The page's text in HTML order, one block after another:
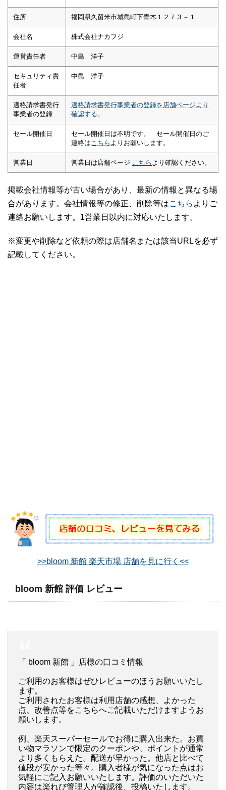
住所 福岡県久留米市城島町下青木１２７３－１
会社名 株式会社ナカフジ
運営責任者 中島 洋子
セキュリティ責
任者
中島 洋子
適格請求書発行
事業者の登録
適格請求書発行事業者の登録を店舗ページより
確認する。
セール開催日
セール開催日は不明です。 セール開催日のご
連絡は こちら よりお願いします。
営業日 営業日は店舗ページ こちら より確認ください。
掲載会社情報等が古い場合があり、最新の情報と異なる場
合があります。会社情報等の修正、削除等はこちら よりご
連絡お願いします。1営業日以内に対応いたします。
※変更や削除など依頼の際は店舗名または該当URLを必ず
記載してください。
>>bloom 新館 楽天市場 店舗を見に行く<<
bloom 新館 評価 レビュー
「 bloom 新館 」店様の口コミ情報
ご利用のお客様はぜひレビューのほうお願いいたし
ます。
ご利用されたお客様は利用店舗の感想、よかった
点、改善点等をこちらへご記載いただけますようお
願いします。
例、楽天スーパーセールでお得に購入出来た。お買
い物マラソンで限定のクーポンや、ポイントが通常
より多くもらえた。配送が早かった。他店と比べて
値段が安かった等々。購入者様が気になった点はお
気軽にご記入お願いいたします。評価のいただいた
内容は楽れび管理人が確認後、投稿いたします。